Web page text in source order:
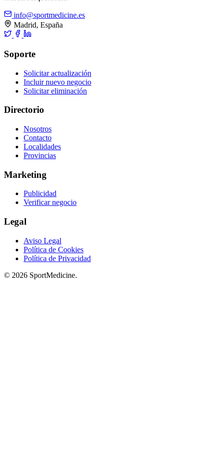
info@sportmedicine.es
Madrid, España
Soporte
Solicitar actualización
Incluir nuevo negocio
Solicitar eliminación
Directorio
Nosotros
Contacto
Localidades
Provincias
Marketing
Publicidad
Verificar negocio
Legal
Aviso Legal
Política de Cookies
Política de Privacidad
© 2026 SportMedicine.